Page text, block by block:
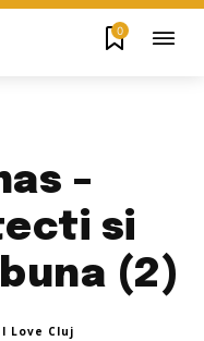
0
–
si
(2)
Love Cluj